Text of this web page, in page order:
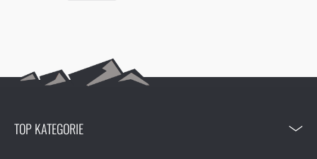
TOP KATEGORIE